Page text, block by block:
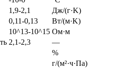
1,9-2,1
Дж/(г·K)
0,11-0,13
Вт/(м·K)
10^13-10^15 Ом·м
2,1-2,3
—
%
г/(м²·ч·Па)